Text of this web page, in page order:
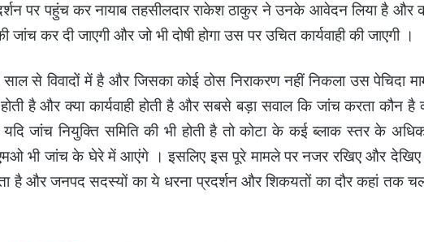
पर पहुंच कर नायाब तहसीलदार राकेश ठाकुर ने उनके आवेदन लिया है और
कर दी जाएगी और जो भी दोषी होगा उस पर उचित कार्यवाही की जाएगी ।
साल से विवादों में है और जिसका कोई ठोस निराकरण नहीं निकला उस पेचिदा
है और क्या कार्यवाही होती है और सबसे बड़ा सवाल कि जांच करता कौन है
जांच नियुक्ति समिति की भी होती है तो कोटा के कई ब्लाक स्तर के
भी जांच के घेरे में आएंगे । इसलिए इस पूरे मामले पर नजर रखिए और देखिए
है और जनपद सदस्यों का ये धरना प्रदर्शन और शिकयतों का दौर कहां तक